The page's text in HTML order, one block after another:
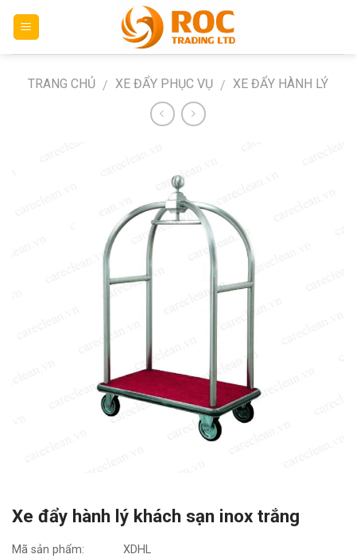
TRANG CHỦ / XE ĐẨY PHỤC VỤ / XE ĐẨY HÀNH LÝ
Xe đẩy hành lý khách sạn inox trắng
Mã sản phẩm:
XDHL